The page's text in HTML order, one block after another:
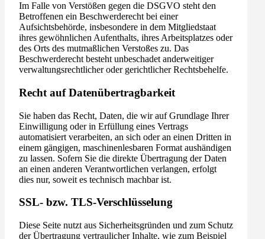
Im Falle von Verstößen gegen die DSGVO steht den
Betroffenen ein Beschwerderecht bei einer
Aufsichtsbehörde, insbesondere in dem Mitgliedstaat
ihres gewöhnlichen Aufenthalts, ihres Arbeitsplatzes oder
des Orts des mutmaßlichen Verstoßes zu. Das
Beschwerderecht besteht unbeschadet anderweitiger
verwaltungsrechtlicher oder gerichtlicher Rechtsbehelfe.
Recht auf Daten­übertrag­barkeit
Sie haben das Recht, Daten, die wir auf Grundlage Ihrer
Einwilligung oder in Erfüllung eines Vertrags
automatisiert verarbeiten, an sich oder an einen Dritten in
einem gängigen, maschinenlesbaren Format aushändigen
zu lassen. Sofern Sie die direkte Übertragung der Daten
an einen anderen Verantwortlichen verlangen, erfolgt
dies nur, soweit es technisch machbar ist.
SSL- bzw. TLS-Verschlüsselung
Diese Seite nutzt aus Sicherheitsgründen und zum Schutz
der Übertragung vertraulicher Inhalte, wie zum Beispiel